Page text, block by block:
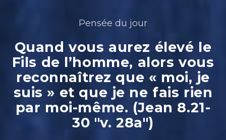
Pensée du jour
Quand vous aurez élevé le
Fils de l’homme, alors vous
reconnaîtrez que « moi, je
suis » et que je ne fais rien
par moi-même. (Jean 8.21-
30 "v. 28a")